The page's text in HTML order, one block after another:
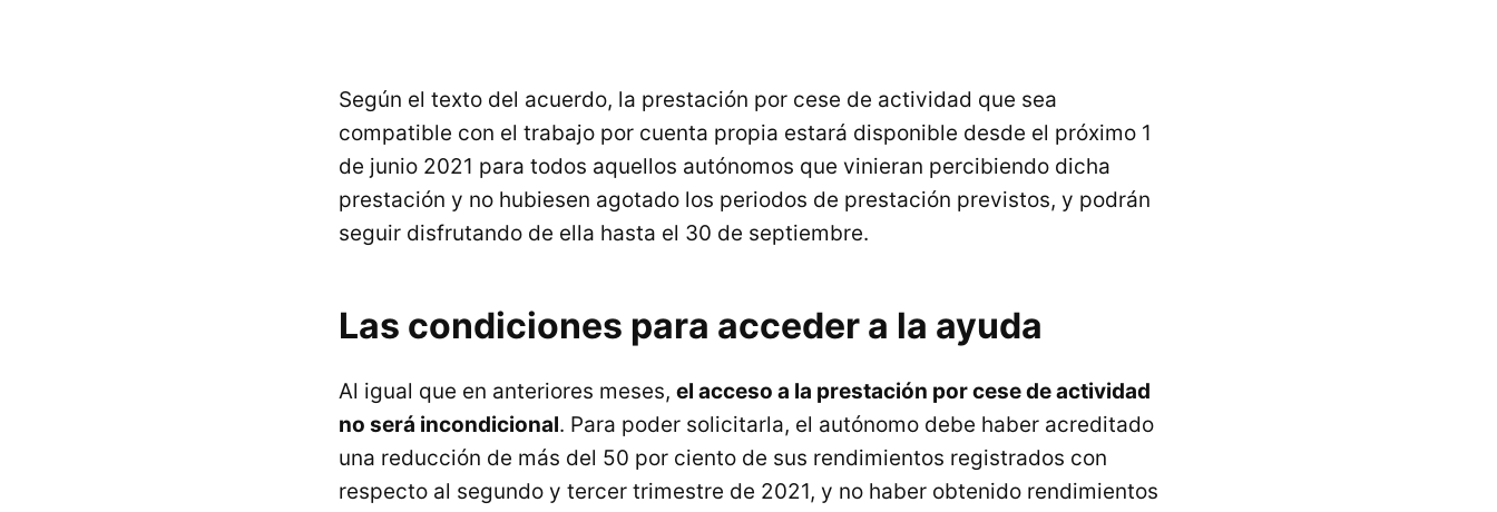
Según el texto del acuerdo, la prestación por cese de actividad que sea
compatible con el trabajo por cuenta propia estará disponible desde el próximo 1
de junio 2021 para todos aquellos autónomos que vinieran percibiendo dicha
prestación y no hubiesen agotado los periodos de prestación previstos, y podrán
seguir disfrutando de ella hasta el 30 de septiembre.
Las condiciones para acceder a la ayuda
Al igual que en anteriores meses, el acceso a la prestación por cese de actividad
no será incondicional. Para poder solicitarla, el autónomo debe haber acreditado
una reducción de más del 50 por ciento de sus rendimientos registrados con
respecto al segundo y tercer trimestre de 2021, y no haber obtenido rendimientos